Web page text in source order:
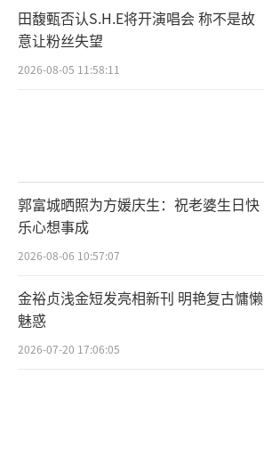
田馥甄否认S.H.E将开演唱会 称不是故
意让粉丝失望
2026-08-05 11:58:11
郭富城晒照为方媛庆生：祝老婆生日快
乐心想事成
2026-08-06 10:57:07
金裕贞浅金短发亮相新刊 明艳复古慵懒
魅惑
2026-07-20 17:06:05